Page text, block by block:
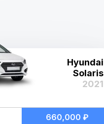
Hyundai
Solaris
2021
660,000 ₽